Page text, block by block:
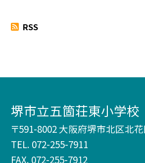
RSS
堺市立五箇荘東小学校
〒591-8002 大阪府堺市北区北
TEL. 072-255-7911
FAX. 072-255-7912